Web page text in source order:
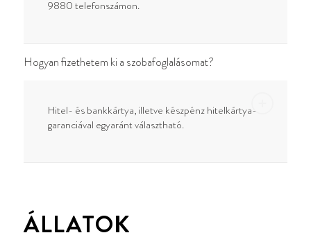
9880 telefonszámon.
Hogyan fizethetem ki a szobafoglalásomat?
Hitel- és bankkártya, illetve készpénz hitelkártya-
garanciával egyaránt választható.
ÁLLATOK